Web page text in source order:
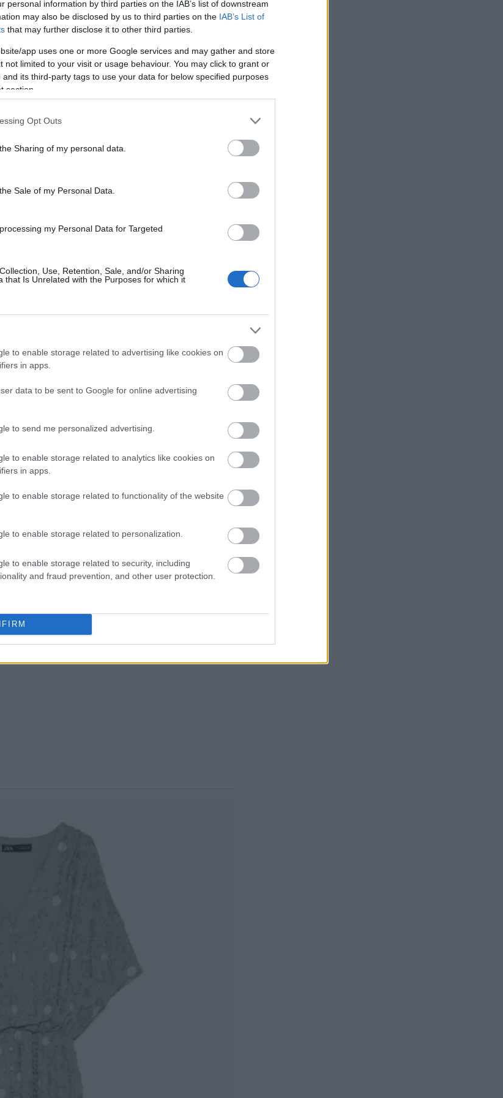
personal information by third parties on the IAB’s list of downstream
may also be disclosed by us to third parties on the IAB’s List of
that may further disclose it to other third parties.
app uses one or more Google services and may gather and store
not limited to your visit or usage behaviour. You may click to grant or
its third-party tags to use your data for below specified purposes
section.
Opt Outs
Sharing of my personal data.
Sale of my Personal Data.
my Personal Data for Targeted
Use, Retention, Sale, and/or Sharing
that Is Unrelated with the Purposes for which it
to enable storage related to advertising like cookies on
in apps.
data to be sent to Google for online advertising
to send me personalized advertising.
to enable storage related to analytics like cookies on
in apps.
to enable storage related to functionality of the website
to enable storage related to personalization.
to enable storage related to security, including
and fraud prevention, and other user protection.
αλλά και για τους γάμους, στους οποίους
και κοστίζει μόλις 19,99 ευρώ. Η Letizia
Macarena (60 ευρώ) ενώ είχε τα